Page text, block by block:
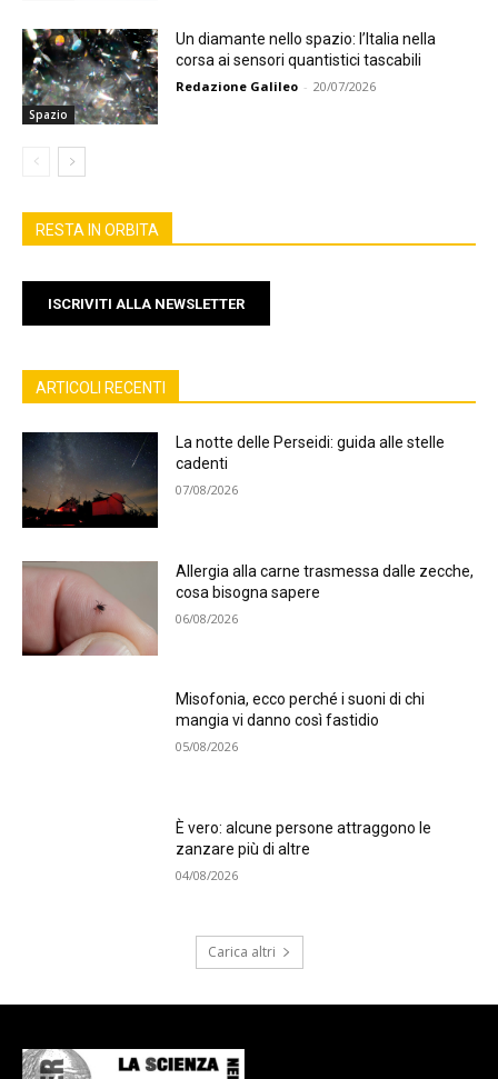
Spazio
Un diamante nello spazio: l’Italia nella
corsa ai sensori quantistici tascabili
Redazione Galileo - 20/07/2026
RESTA IN ORBITA
ISCRIVITI ALLA NEWSLETTER
ARTICOLI RECENTI
La notte delle Perseidi: guida alle stelle
cadenti
07/08/2026
Allergia alla carne trasmessa dalle zecche,
cosa bisogna sapere
06/08/2026
Misofonia, ecco perché i suoni di chi
mangia vi danno così fastidio
05/08/2026
È vero: alcune persone attraggono le
zanzare più di altre
04/08/2026
Carica altri